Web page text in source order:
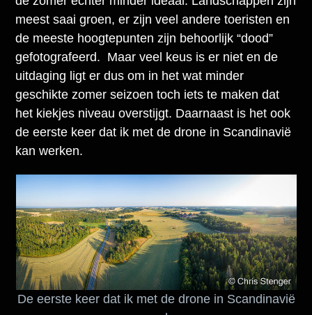
meest saai groen, er zijn veel andere toeristen en
de meeste hoogtepunten zijn behoorlijk “dood”
gefotografeerd. Maar veel keus is er niet en de
uitdaging ligt er dus om in het wat minder
geschikte zomer seizoen toch iets te maken dat
het kiekjes niveau overstijgt. Daarnaast is het ook
de eerste keer dat ik met de drone in Scandinavië
kan werken.
De eerste keer dat ik met de drone in Scandinavië